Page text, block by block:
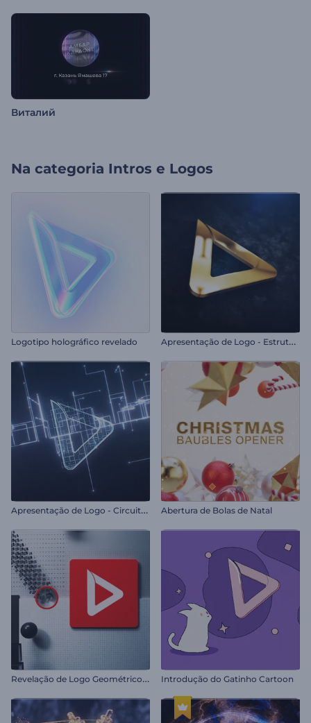
Виталий
Na categoria Intros e Logos
Logotipo holográfico revelado A
presentação de Logo - Estrutura Sólida
A
presentação de Logo - Circuito Digital Abertura de Bolas de Natal
R
evelação de Logo Geométrico 3D Introdução do Gatinho Cartoon